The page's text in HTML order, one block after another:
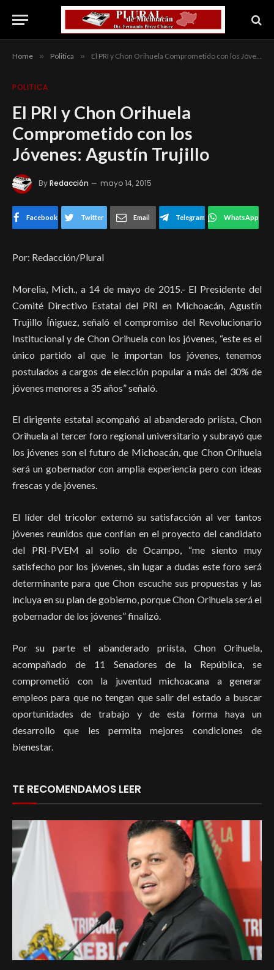
Home » Politica » El PRI y Chon Orihuela Comprometido con los Jóvenes: Agustín Trujillo
POLITICA
El PRI y Chon Orihuela
Comprometido con los
Jóvenes: Agustín Trujillo
ByRedacción mayo 14, 2015
Facebook Twitter Email Telegram WhatsApp
Por: Redacción/Plural
Morelia, Mich., a 14 de mayo de 2015.- El Presidente del
Comité Directivo Estatal del PRI en Michoacán, Agustín
Trujillo Íñiguez, señaló el compromiso del Revolucionario
Institucional y de Chon Orihuela con los jóvenes, “este es el
único partido al que le importan los jóvenes, tenemos
postulados a cargos de elección popular a más del 30% de
jóvenes menores a 35 años” señaló.
El dirigente estatal acompañó al abanderado priísta, Chon
Orihuela al tercer foro regional universitario y subrayó que
los jóvenes son el futuro de Michoacán, que Chon Orihuela
será un gobernador con amplia experiencia pero con ideas
frescas y de jóvenes.
El líder del tricolor externó su satisfacción al ver tantos
jóvenes reunidos que confían en el proyecto del candidato
del PRI-PVEM al solio de Ocampo, “me siento muy
satisfecho por los jóvenes, sin lugar a dudas este foro será
determinante para que Chon escuche sus propuestas y las
incluya en su plan de gobierno, porque Chon Orihuela será el
gobernador de los jóvenes” finalizó.
Por su parte el abanderado priísta, Chon Orihuela,
acompañado de 11 Senadores de la República, se
comprometió con la juventud michoacana a generar
empleos para que no tengan que salir del estado a buscar
oportunidades de trabajo y de esta forma haya un
desarrollo que les permita mejores condiciones de
bienestar.
TE RECOMENDAMOS LEER